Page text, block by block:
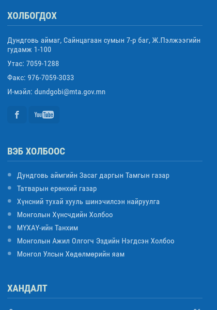
ХОЛБОГДОХ
Дундговь аймаг, Сайнцагаан сумын 7-р баг, Ж.Пэлжээгийн
гудамж 1-100
Утас: 7059-1288
Факс: 976-7059-3033
И-мэйл: dundgobi@mta.gov.mn
ВЭБ ХОЛБООС
Дундговь аймгийн Засаг даргын Тамгын газар
Татварын ерөнхий газар
Хүнсний тухай хууль шинэчилсэн найруулга
Монголын Хүнсчдийн Холбоо
МҮХАҮ-ийн Танхим
Монголын Ажил Олгогч Эздийн Нэгдсэн Холбоо
Монгол Улсын Хөдөлмөрийн яам
ХАНДАЛТ